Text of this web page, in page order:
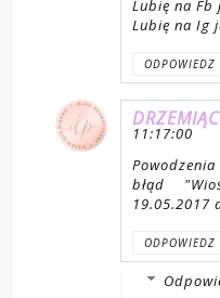
Lubię na Fb
Lubię na Ig
ODPOWIEDZ
11:17:00
błąd
19.05.2017
ODPOWIEDZ